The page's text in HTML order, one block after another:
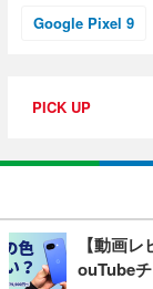
Google Pixel 9
PICK UP
【動画
ouTube